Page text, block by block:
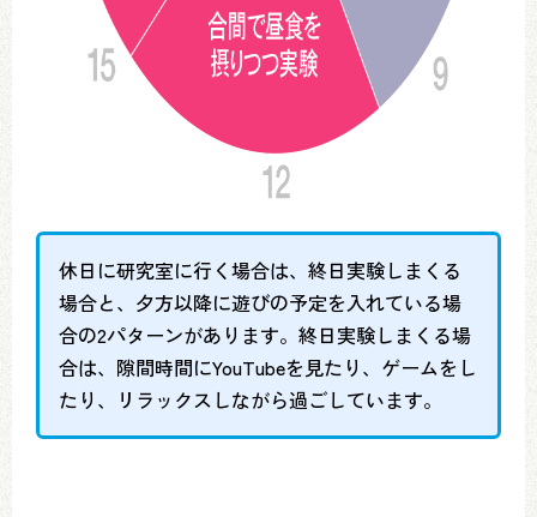
休日に研究室に行く場合は、終日実験しまくる
場合と、夕方以降に遊びの予定を入れている場
合の2パターンがあります。終日実験しまくる場
合は、隙間時間にYouTubeを見たり、ゲームをし
たり、リラックスしながら過ごしています。